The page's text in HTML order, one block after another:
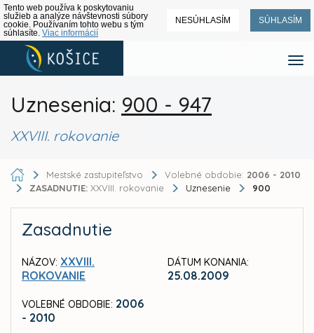
Tento web používa k poskytovaniu
služieb a analýze návštevnosti súbory
cookie. Používaním tohto webu s tým
súhlasíte. Viac informácií
NESÚHLASÍM SÚHLASÍM
Uznesenia: 900 - 947
XXVIII. rokovanie
Mestské zastupiteľstvo Volebné obdobie: 2006 - 2010
ZASADNUTIE: XXVIII. rokovanie Uznesenie 900
Zasadnutie
NÁZOV: XXVIII.
ROKOVANIE
VOLEBNÉ OBDOBIE: 2006
- 2010
DÁTUM KONANIA:
25.08.2009